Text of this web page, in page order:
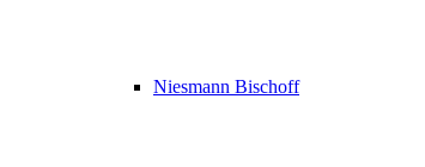
Niesmann Bischoff